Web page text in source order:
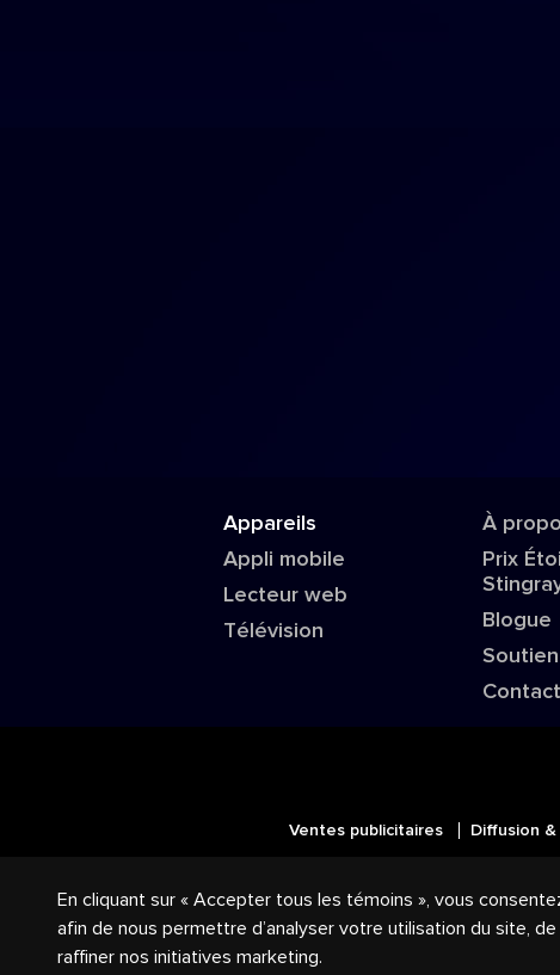
Appareils
Appli mobile
Lecteur web
Télévision
À
Prix
Blogue
Soutien
Contact
Ventes publicitaires Diffusion
logos reliés sont des marques de
En cliquant sur « Accepter tous les témoins », vous
afin de nous permettre d’analyser votre utilisation du site,
raffiner nos initiatives marketing.